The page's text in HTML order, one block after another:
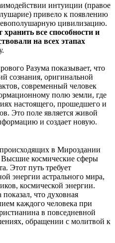
интуиции (правое
привело к появлению
цивилизацию.
все способности и
на всех этапах
Разума показывает, что
сознания, оригинальной
современный человек
полю земли, где
настоящего, прошедшего и
Это поле является живой
и создает новую.
в Мироздании
космические сферы
Этот путь требует
энергии астрального мира,
космической энергии.
что духовная
каждого человека при
в повседневной
обращении с молитвой к